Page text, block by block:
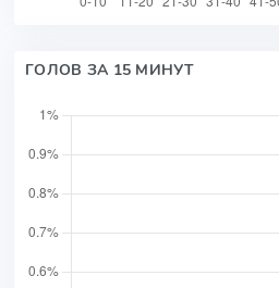
ГОЛОВ ЗА 15 МИНУТ